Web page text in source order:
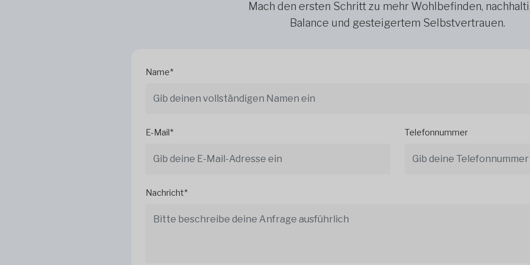
Mach den ersten Schritt zu mehr Wohlbefinden,
Balance und gesteigertem Selbstvertrauen.
Name*
E-Mail* Telefonnummer
Nachricht*